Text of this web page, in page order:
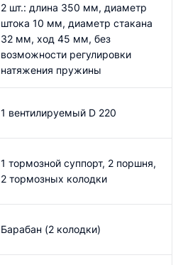
2 шт.: длина 350 мм, диаметр
штока 10 мм, диаметр стакана
32 мм, ход 45 мм, без
возможности регулировки
натяжения пружины
1 вентилируемый D 220
1 тормозной суппорт, 2 поршня,
2 тормозных колодки
Барабан (2 колодки)